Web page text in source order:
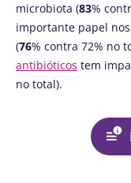
microbiota (83%
importante papel
(76% contra 72% no
antibióticos tem
no total).